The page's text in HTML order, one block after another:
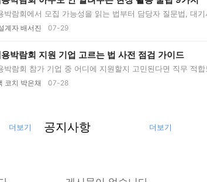
박람회에서 모집 가능성을 읽는 법부터 담당자 질문법, 대
계자 배서진 07-29
박람회 지원 기업 고르는 법 사전 점검 가이드
박람회 참가 기업 중 어디에 지원할지 고민된다면 직무 적
코치 박은채 07-28
더보기 공지사항 더보기